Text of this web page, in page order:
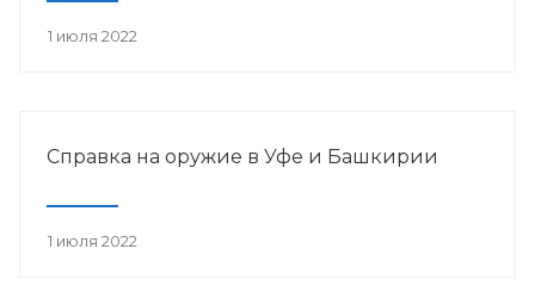
1 июля 2022
Справка на оружие в Уфе и Башкирии
1 июля 2022